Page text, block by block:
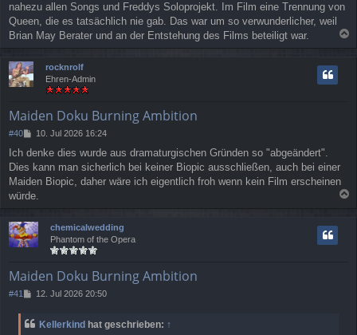
r
a
g
nahezu allen Songs und Freddys Soloprojekt. Im Film eine Trennung von
Queen, die es tatsächlich nie gab. Das war um so verwunderlicher, weil
Brian May Berater und an der Entstehung des Films beteiligt war.
a
rocknrolf
Ehren-Admin
Maiden Doku Burning Ambition
#40
B
i
t
r
a
10. Jul 2026 16:24
Ich denke dies wurde aus dramaturgischen Gründen so "abgeändert".
Dies kann man sicherlich bei keiner Biopic ausschließen, auch bei einer
Maiden Biopic, daher wäre ich eigentlich froh wenn kein Film erscheinen
würde.
chemicalwedding
Phantom of the Opera
Maiden Doku Burning Ambition
#41
B
t
12. Jul 2026 20:50
Kellerkind hat geschrieben: ↑